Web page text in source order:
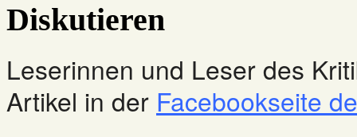
Diskutieren
Leserinnen und Leser des
Artikel in der Facebookseite